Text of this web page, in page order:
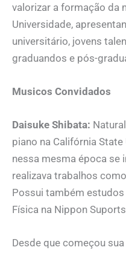
valorizar a formação da
Universidade,
universitário, jovens
graduandos e pós-
Musicos Convidados
Daisuke Shibata:
piano na Califórnia
nessa mesma época se
realizava trabalhos
Possui também
Física na Nippon
Desde que começou